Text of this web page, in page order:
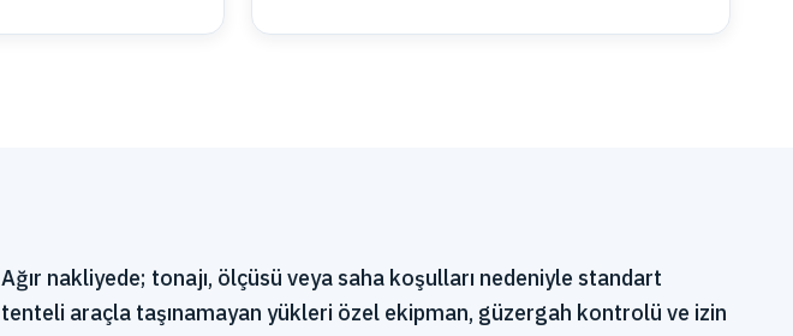
Ağır nakliyede; tonajı, ölçüsü veya saha koşulları nedeniyle standart
tenteli araçla taşınamayan yükleri özel ekipman, güzergah kontrolü ve izin